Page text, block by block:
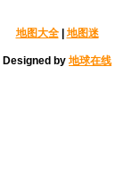
地图大全| 地图迷
Designed by 地球在线